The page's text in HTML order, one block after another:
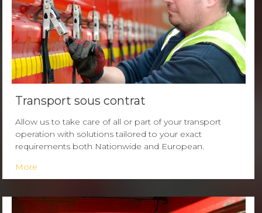
Transport sous contrat
Allow us to take care of all or part of your transport
operation with solutions tailored to your exact
requirements both Nationwide and European.
More